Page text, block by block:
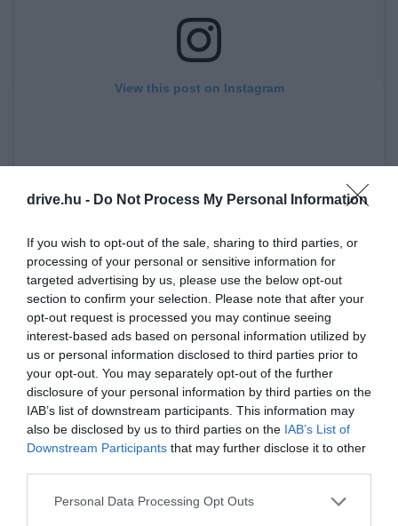
drive.hu - Do Not Process My Personal Information
If you wish to opt-out of the sale, sharing to third parties, or
processing of your personal or sensitive information for
targeted advertising by us, please use the below opt-out
section to confirm your selection. Please note that after your
opt-out request is processed you may continue seeing
interest-based ads based on personal information utilized by
us or personal information disclosed to third parties prior to
your opt-out. You may separately opt-out of the further
disclosure of your personal information by third parties on the
IAB’s list of downstream participants. This information may
also be disclosed by us to third parties on the IAB’s List of
Downstream Participants that may further disclose it to other
Please note that this website/app uses one or more Google
Personal Data Processing Opt Outs
View this post on Instagram
A post shared by C A T A L U N Y A (@ok_catalunya)
A látnivalók persze nem merülnek ki ennyiben, itt
található például az El Poblet néven ismert,
UNESCO világörökséghez tartozó kolostor is, ami
a világ egyik legnagyobb ciszterci kolostorának
számít. Az épületben található szobák és a kert is